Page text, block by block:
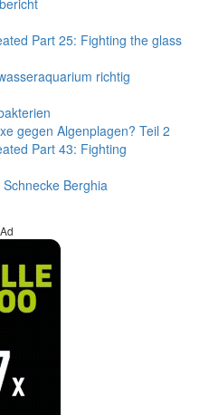
Part 25: Fighting the glass
richtig
gegen Algenplagen? Teil 2
Part 43: Fighting
Berghia
Ad